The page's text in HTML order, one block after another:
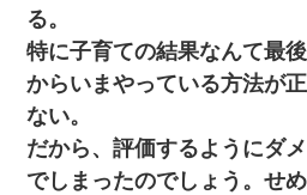
る。
特に子育ての結果なんて最
からいまやっている方法が
ない。
だから、評価するようにダ
でしまったのでしょう。せ